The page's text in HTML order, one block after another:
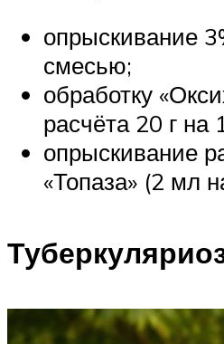
опрыскивание
смесью;
обработку
расчёта 20 г на
опрыскивание
«Топаза» (2 мл